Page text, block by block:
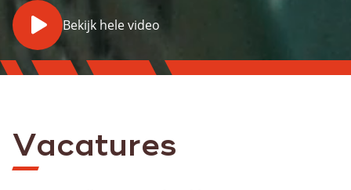
Bekijk hele video
Vacatures